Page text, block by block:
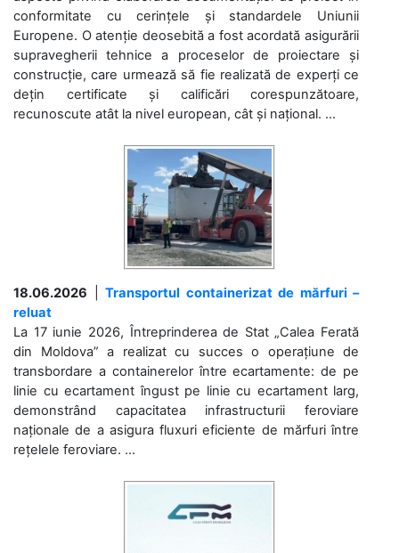
conformitate cu cerințele și standardele Uniunii
Europene. O atenție deosebită a fost acordată asigurării
supravegherii tehnice a proceselor de proiectare și
construcție, care urmează să fie realizată de experți ce
dețin certificate și calificări corespunzătoare,
recunoscute atât la nivel european, cât și național. ...
18.06.2026
Transportul containerizat de mărfuri –
reluat
La 17 iunie 2026, Întreprinderea de Stat „Calea Ferată
din Moldova” a realizat cu succes o operațiune de
transbordare a containerelor între ecartamente: de pe
linie cu ecartament îngust pe linie cu ecartament larg,
demonstrând capacitatea infrastructurii feroviare
naționale de a asigura fluxuri eficiente de mărfuri între
rețelele feroviare. ...